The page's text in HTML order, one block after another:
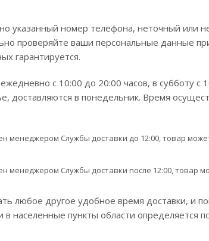
указанный номер телефона, неточный или
проверяйте ваши персональные данные
гарантируется.
с 10:00 до 20:00 часов, в субботу
доставляются в понедельник. Время
менеджером Службы доставки до 12:00, товар
менеджером Службы доставки после 12:00, товар
любое другое удобное время доставки, и
в населенные пункты области определяется